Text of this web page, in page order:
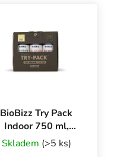
BioBizz Try Pack
Indoor 750 ml,
sada hnojív
Skladem (>5 ks)